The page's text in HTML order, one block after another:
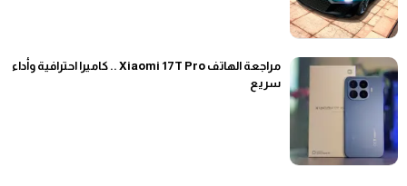
مراجعة الهاتف Xiaomi 17T Pro .. كاميرا احترافية وأداء
سريع